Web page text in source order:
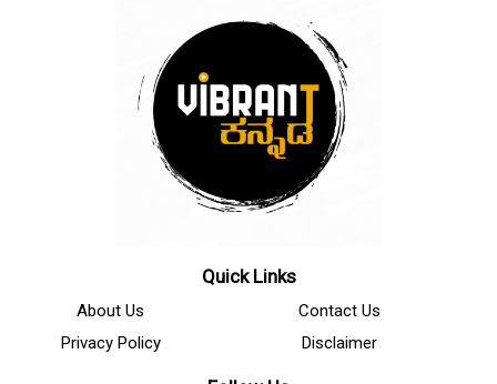
Quick Links
About Us
Contact Us
Privacy Policy
Disclaimer